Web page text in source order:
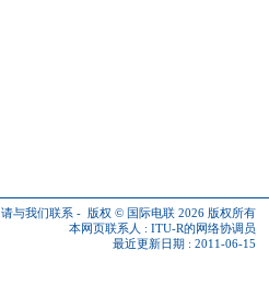
请与我们联系 - 版权 © 国际电联 2026 版权所有
本网页联系人 : ITU-R的网络协调员
最近更新日期 : 2011-06-15